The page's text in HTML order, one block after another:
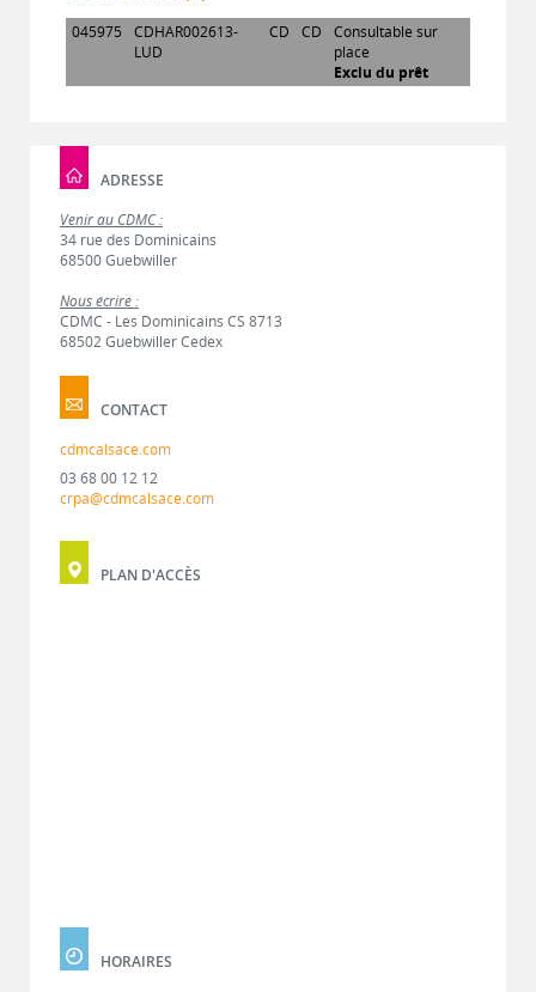
045975
CDHAR002613-
LUD
CD CD
Consultable sur
place
Exclu du prêt
ADRESSE
Venir au CDMC :
34 rue des Dominicains
68500 Guebwiller
Nous écrire :
CDMC - Les Dominicains CS 8713
68502 Guebwiller Cedex
CONTACT
cdmcalsace.com
03 68 00 12 12
crpa@cdmcalsace.com
PLAN D'ACCÈS
HORAIRES